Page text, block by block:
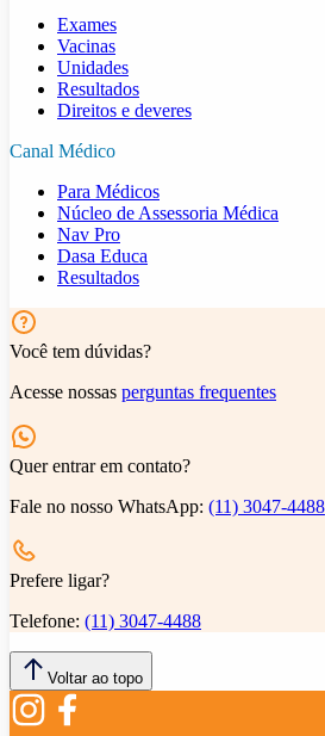
Exames
Vacinas
Unidades
Resultados
Direitos e deveres
Canal Médico
Para Médicos
Núcleo de Assessoria Médica
Nav Pro
Dasa Educa
Resultados
Você tem dúvidas?
Acesse nossas perguntas frequentes
Quer entrar em contato?
Fale no nosso WhatsApp: (11) 3047-4488
Prefere ligar?
Telefone: (11) 3047-4488
Voltar ao topo